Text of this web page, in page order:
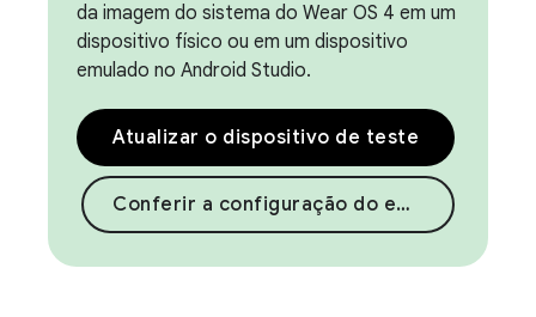
da imagem do sistema do Wear OS 4 em um
dispositivo físico ou em um dispositivo
emulado no Android Studio.
Atualizar o dispositivo de teste
Conferir a configuração do emulador